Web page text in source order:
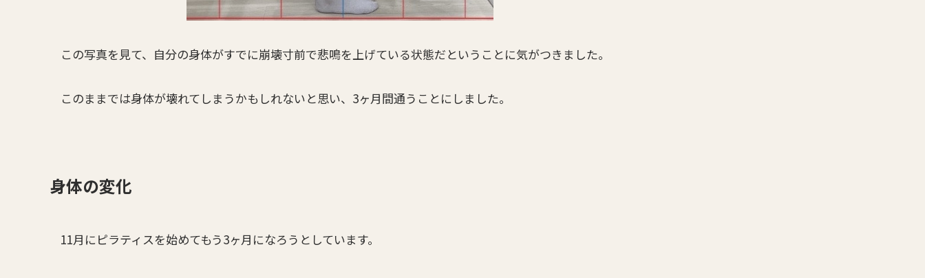
この写真を見て、自分の身体がすでに崩壊寸前で悲鳴を上げている状態だということに気がつきました。
このままでは身体が壊れてしまうかもしれないと思い、3ヶ月間通うことにしました。
身体の変化
11月にピラティスを始めてもう3ヶ月になろうとしています。